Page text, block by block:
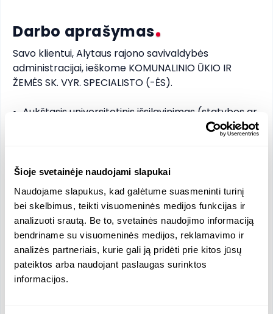
Šioje svetainėje naudojami slapukai
Naudojame slapukus, kad galėtume suasmeninti turinį
bei skelbimus, teikti visuomeninės medijos funkcijas ir
analizuoti srautą. Be to, svetainės naudojimo informaciją
bendriname su visuomeninės medijos, reklamavimo ir
analizės partneriais, kurie gali ją pridėti prie kitos jūsų
pateiktos arba naudojant paslaugas surinktos
informacijos.
Darbo aprašymas
Savo klientui, Alytaus rajono savivaldybės
administracijai, ieškome KOMUNALINIO ŪKIO IR
ŽEMĖS SK. VYR. SPECIALISTO (-ĖS).
•	Aukštasis universitetinis išsilavinimas (statybos ar
aplinkos inžinerija) arba 1 metų patirtis statybų
•	Vairuotojo pažymėjimas (B kategorija).
•	Ypatingo statinio statybos vadovo ir techninės
priežiūros vadovo atestatas.
Funkcijos ir atsakomybės
Statybos darbų ir paslaugų priežiūra
Statinių administravimas